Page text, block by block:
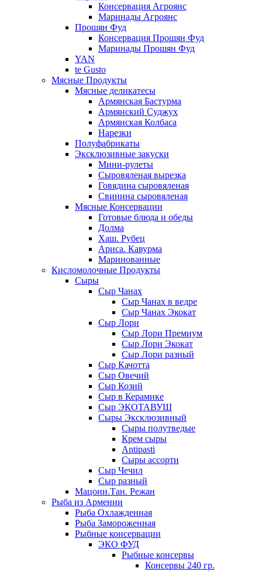
Консервация Агроянс
Маринады Агроянс
Прошян Фуд
Консервация Прошян Фуд
Маринады Прошян Фуд
YAN
te Gusto
Мясные Продукты
Мясные деликатесы
Армянская Бастурма
Армянский Суджух
Армянская Колбаса
Нарезки
Полуфабрикаты
Эксклюзивные закуски
Мини-рулеты
Сыровяленая вырезка
Говядина сыровяленая
Свинина сыровяленая
Мясные Консервации
Готовые блюда и обеды
Долма
Хаш. Рубец
Ариса. Кавурма
Маринованные
Кисломолочные Продукты
Сыры
Сыр Чанах
Сыр Чанах в ведре
Сыр Чанах Экокат
Сыр Лори
Сыр Лори Премиум
Сыр Лори Экокат
Сыр Лори разный
Сыр Качотта
Сыр Овечий
Сыр Козий
Сыр в Керамике
Сыр ЭКОТАВУШ
Сыры Эксклюзивный
Сыры полутведые
Крем сыры
Antipasti
Сыры ассорти
Сыр Чечил
Сыр разный
Мацони.Тан. Режан
Рыба из Армении
Рыба Охлажденная
Рыба Замороженная
Рыбные консервации
ЭКО ФУД
Рыбные консервы
Консервы 240 гр.